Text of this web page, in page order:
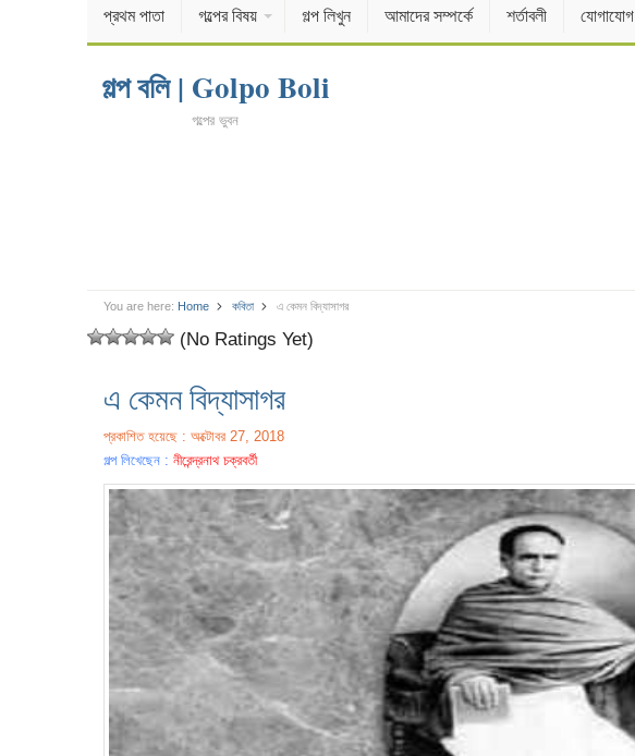
প্রথম পাতা গল্পের বিষয় গল্প লিখুন আমাদের সম্পর্কে শর্তাবলী যোগাযোগ
গল্প বলি | Golpo Boli
গল্পের ভুবন
You are here: Home কবিতা এ কেমন বিদ্যাসাগর
(No Ratings Yet)
এ কেমন বিদ্যাসাগর
প্রকাশিত হয়েছে : অক্টোবর 27, 2018
গল্প লিখেছেন : নীরেন্দ্রনাথ চক্রবর্তী